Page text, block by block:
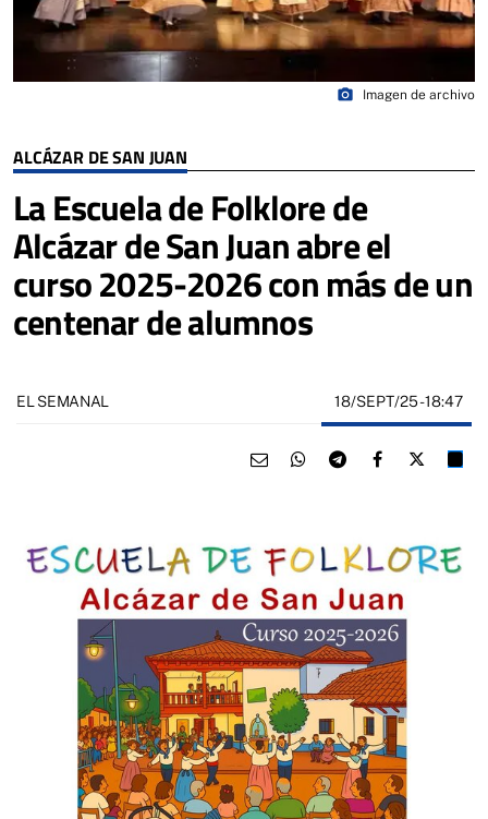
ALCÁZAR DE SAN JUAN
La Escuela de Folklore de
Alcázar de San Juan abre el
curso 2025-2026 con más de un
centenar de alumnos
photo_camera Imagen de archivo
EL SEMANAL 18/SEPT/25- 18:47